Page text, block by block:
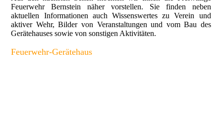
Feuerwehr Bernstein näher vorstellen. Sie finden neben
aktuellen Informationen auch Wissenswertes zu Verein und
aktiver Wehr, Bilder von Veranstaltungen und vom Bau des
Gerätehauses sowie von sonstigen Aktivitäten.
Feuerwehr-Gerätehaus